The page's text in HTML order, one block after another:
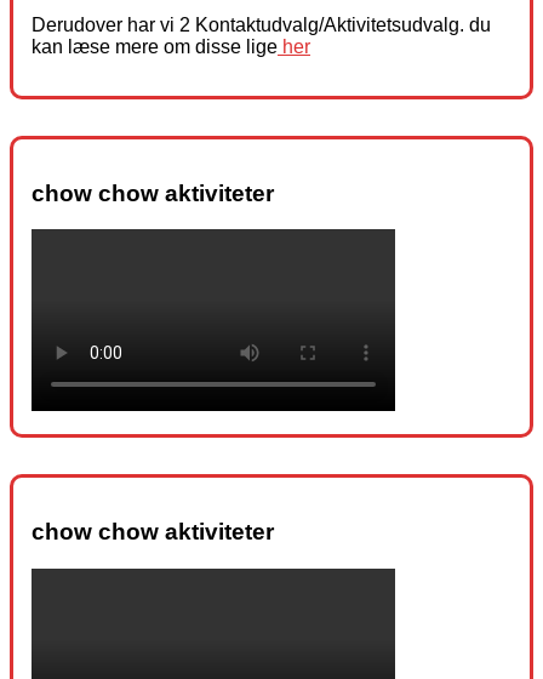
Derudover har vi 2 Kontaktudvalg/Aktivitetsudvalg. du
kan læse mere om disse lige her
chow chow aktiviteter
chow chow aktiviteter